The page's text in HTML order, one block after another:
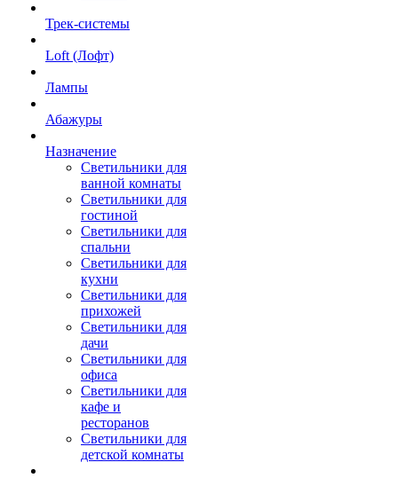
Трек-системы
Loft (Лофт)
Лампы
Абажуры
Назначение
Светильники для
ванной комнаты
Светильники для
гостиной
Светильники для
спальни
Светильники для
кухни
Светильники для
прихожей
Светильники для
дачи
Светильники для
офиса
Светильники для
кафе и
ресторанов
Светильники для
детской комнаты